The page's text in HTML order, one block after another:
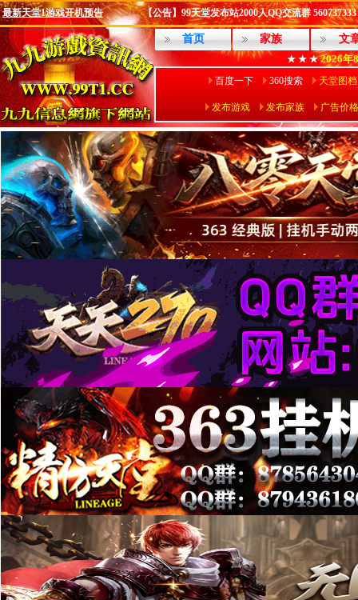
最新天堂1游戏开机预告 【公告】99天堂发布站2000人QQ交流群 560737333
首页 家族 文
★ ★ ★2026年
百度一下 360搜索 天堂图档
发布游戏 发布家族 广告价格